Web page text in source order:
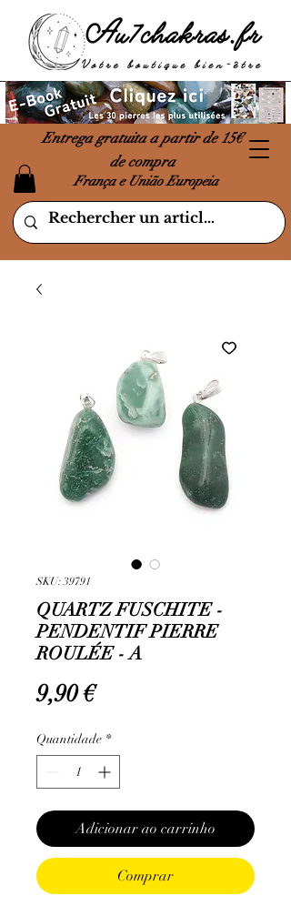
Entrega gratuita a partir de 15€
de compra
França e União Europeia
SKU: 39791
QUARTZ FUSCHITE -
PENDENTIF PIERRE
ROULÉE - A
9,90 €Preço
Quantidade *
Adicionar ao carrinho
Comprar